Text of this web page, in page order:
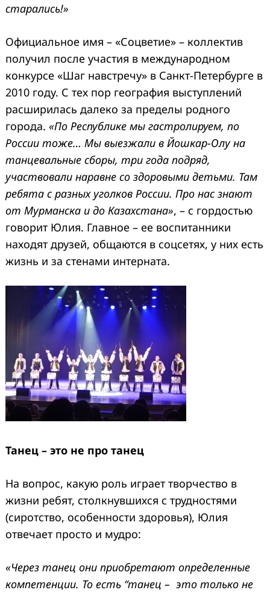
старались!»
Официальное имя – «Соцветие» – коллектив
получил после участия в международном
конкурсе «Шаг навстречу» в Санкт-Петербурге в
2010 году. С тех пор география выступлений
расширилась далеко за пределы родного
города. «По Республике мы гастролируем, по
России тоже… Мы выезжали в Йошкар-Олу на
танцевальные сборы, три года подряд,
участвовали наравне со здоровыми детьми. Там
ребята с разных уголков России. Про нас знают
от Мурманска и до Казахстана», – с гордостью
говорит Юлия. Главное – ее воспитанники
находят друзей, общаются в соцсетях, у них есть
жизнь и за стенами интерната.
Танец – это не про танец
На вопрос, какую роль играет творчество в
жизни ребят, столкнувшихся с трудностями
(сиротство, особенности здоровья), Юлия
отвечает просто и мудро:
«Через танец они приобретают определенные
компетенции. То есть “танец – это только не